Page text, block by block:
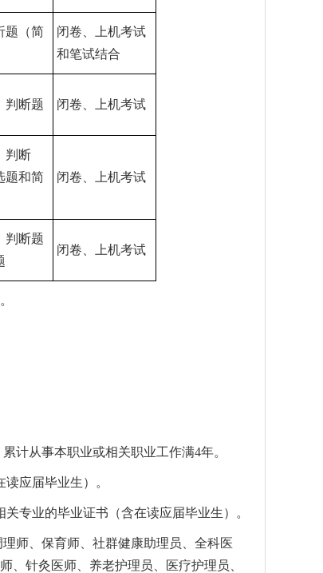
题（简
闭卷、上机考试
和笔试结合
判断题 闭卷、上机考试
判断
题和简
闭卷、上机考试
判断题
闭卷、上机考试
计从事本职业或相关职业工作满4年。
应届毕业生）。
专业的毕业证书（含在读应届毕业生）。
师、保育师、社群健康助理员、全科医
、针灸医师、养老护理员、医疗护理员、